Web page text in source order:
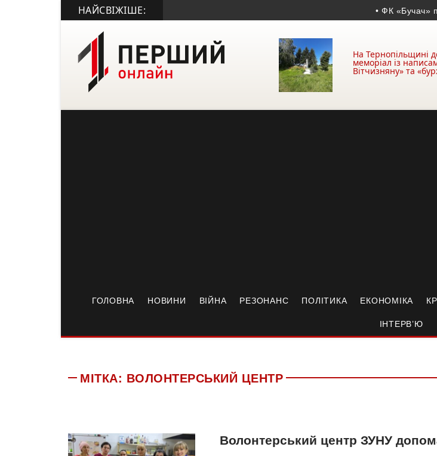
НАЙСВІЖІШЕ: • ФК «Бучач»
На Тернопільщині
меморіал із
Вітчизняну» та
ГОЛОВНА НОВИНИ ВІЙНА РЕЗОНАНС ПОЛІТИКА ЕКОНОМІКА
ІНТЕРВ’Ю
МІТКА: ВОЛОНТЕРСЬКИЙ ЦЕНТР
Волонтерський центр ЗУНУ